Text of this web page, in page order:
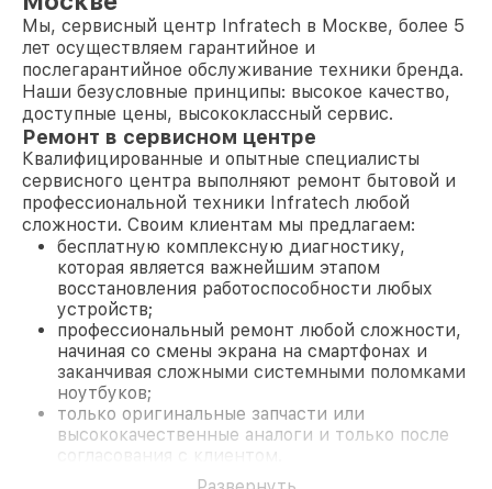
Мы, сервисный центр Infratech в Москве, более 5
лет осуществляем гарантийное и
послегарантийное обслуживание техники бренда.
Наши безусловные принципы: высокое качество,
доступные цены, высококлассный сервис.
Ремонт в сервисном центре
Квалифицированные и опытные специалисты
сервисного центра выполняют ремонт бытовой и
профессиональной техники Infratech любой
сложности. Своим клиентам мы предлагаем:
бесплатную комплексную диагностику,
которая является важнейшим этапом
восстановления работоспособности любых
устройств;
профессиональный ремонт любой сложности,
начиная со смены экрана на смартфонах и
заканчивая сложными системными поломками
ноутбуков;
только оригинальные запчасти или
высококачественные аналоги и только после
согласования с клиентом.
На все работы и замененные комплектующие